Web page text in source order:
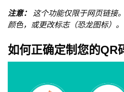
注意：
这个功能仅限于网页链接
颜色，或更改标志（恐龙图标）。
如何正确定制您的QR